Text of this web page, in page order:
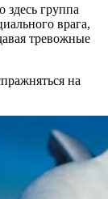
группа
врага,
тревожные
на